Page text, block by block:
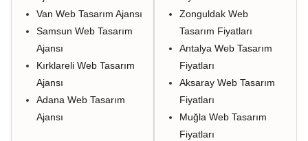
Van Web Tasarım Ajansı
Samsun Web Tasarım
Ajansı
Kırklareli Web Tasarım
Ajansı
Adana Web Tasarım
Ajansı
Zonguldak Web
Tasarım Fiyatları
Antalya Web Tasarım
Fiyatları
Aksaray Web Tasarım
Fiyatları
Muğla Web Tasarım
Fiyatları